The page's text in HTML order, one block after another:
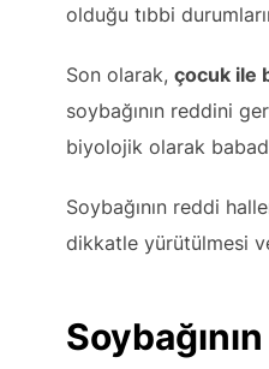
olduğu tıbbi
Son olarak, çocuk ile
soybağının reddini
biyolojik olarak
Soybağının reddi
dikkatle yürütülmesi